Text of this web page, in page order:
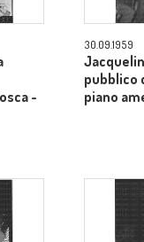
-
30.09.1959
pubblico
piano